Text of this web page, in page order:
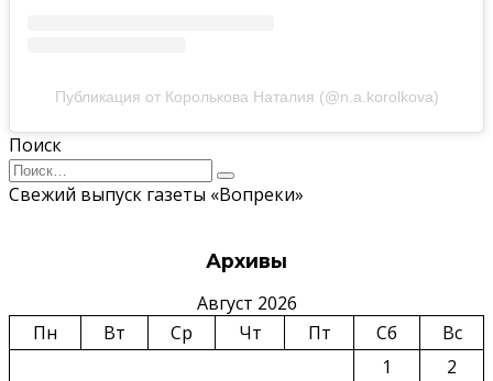
Публикация от Королькова Наталия (@n.a.korolkova)
Поиск
Search
for:
Свежий выпуск газеты «Вопреки»
Архивы
Август 2026
Пн
Вт Ср Чт Пт Сб
Вс
1
2